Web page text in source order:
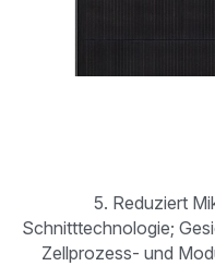
5. Reduziert
Schnitttechnologie;
Zellprozess- und